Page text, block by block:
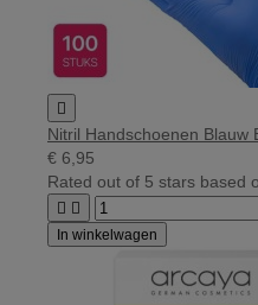

Nitril Handschoenen Blauw
€ 6,95
Rated out of 5 stars based
 
In winkelwagen